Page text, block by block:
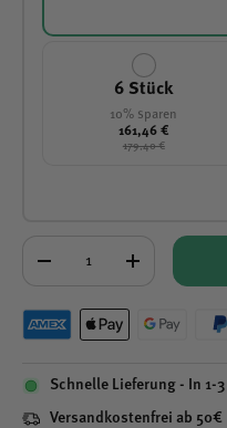
6 Stück
10% sparen
161,46 €
179,40 €
+
Schnelle Lieferung - In 1-
Versandkostenfrei ab 50€